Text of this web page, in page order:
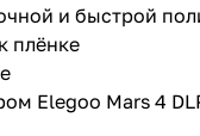
и быстрой
плёнке
Elegoo Mars 4